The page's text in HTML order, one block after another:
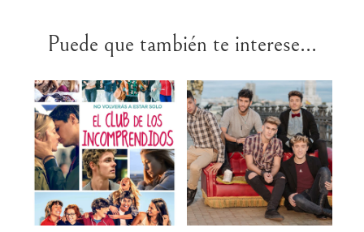
Puede que también te interese...